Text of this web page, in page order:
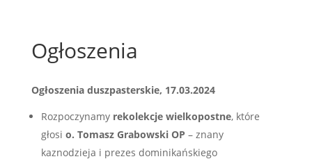
Ogłoszenia
Ogłoszenia duszpasterskie, 17.03.2024
Rozpoczynamy rekolekcje wielkopostne, które
głosi o. Tomasz Grabowski OP – znany
kaznodzieja i prezes dominikańskiego